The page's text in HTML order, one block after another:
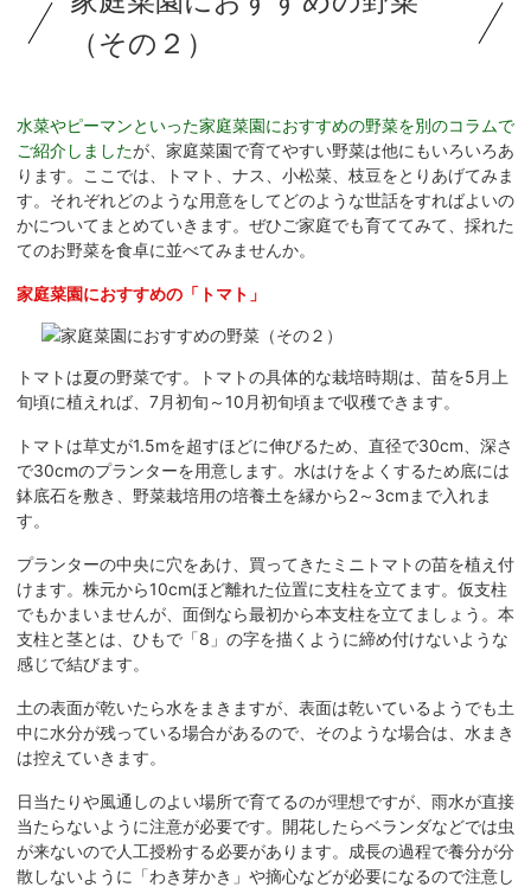
（その２）
水菜やピーマンといった家庭菜園におすすめの野菜を別のコラムで
ご紹介しましたが、家庭菜園で育てやすい野菜は他にもいろいろあ
ります。ここでは、トマト、ナス、小松菜、枝豆をとりあげてみま
す。それぞれどのような用意をしてどのような世話をすればよいの
かについてまとめていきます。ぜひご家庭でも育ててみて、採れた
てのお野菜を食卓に並べてみませんか。
家庭菜園におすすめの「トマト」
トマトは夏の野菜です。トマトの具体的な栽培時期は、苗を5月上
旬頃に植えれば、7月初旬～10月初旬頃まで収穫できます。
トマトは草丈が1.5mを超すほどに伸びるため、直径で30cm、深さ
で30cmのプランターを用意します。水はけをよくするため底には
鉢底石を敷き、野菜栽培用の培養土を縁から2～3cmまで入れま
す。
プランターの中央に穴をあけ、買ってきたミニトマトの苗を植え付
けます。株元から10cmほど離れた位置に支柱を立てます。仮支柱
でもかまいませんが、面倒なら最初から本支柱を立てましょう。本
支柱と茎とは、ひもで「8」の字を描くように締め付けないような
感じで結びます。
土の表面が乾いたら水をまきますが、表面は乾いているようでも土
中に水分が残っている場合があるので、そのような場合は、水まき
は控えていきます。
日当たりや風通しのよい場所で育てるのが理想ですが、雨水が直接
当たらないように注意が必要です。開花したらベランダなどでは虫
が来ないので人工授粉する必要があります。成長の過程で養分が分
散しないように「わき芽かき」や摘心などが必要になるので注意し